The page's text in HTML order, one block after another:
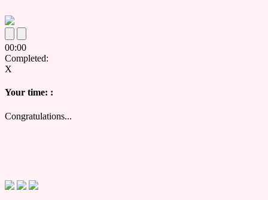
00:00
Completed:
X
Your time: :
Congratulations...